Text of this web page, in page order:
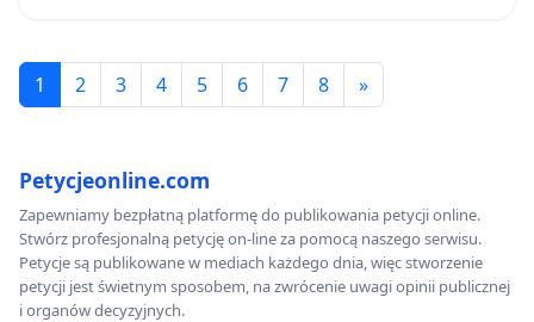
1 2 3 4 5 6 7 8 »
Petycjeonline.com
Zapewniamy bezpłatną platformę do publikowania petycji online.
Stwórz profesjonalną petycję on-line za pomocą naszego serwisu.
Petycje są publikowane w mediach każdego dnia, więc stworzenie
petycji jest świetnym sposobem, na zwrócenie uwagi opinii publicznej
i organów decyzyjnych.